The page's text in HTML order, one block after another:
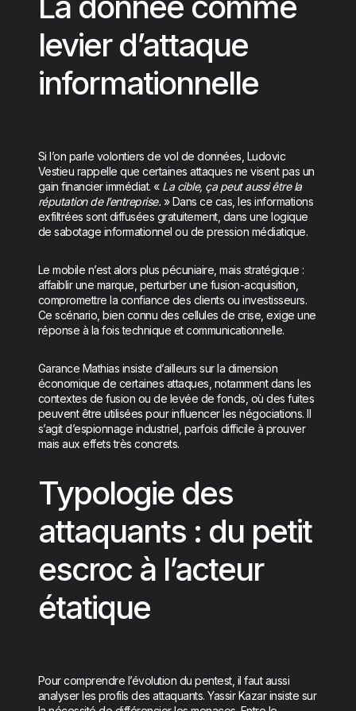
levier d’attaque
informationnelle
Si l’on parle volontiers de vol de données, Ludovic
Vestieu rappelle que certaines attaques ne visent pas un
gain financier immédiat. « La cible, ça peut aussi être la
réputation de l’entreprise. » Dans ce cas, les informations
exfiltrées sont diffusées gratuitement, dans une logique
de sabotage informationnel ou de pression médiatique.
Le mobile n’est alors plus pécuniaire, mais stratégique :
affaiblir une marque, perturber une fusion-acquisition,
compromettre la confiance des clients ou investisseurs.
Ce scénario, bien connu des cellules de crise, exige une
réponse à la fois technique et communicationnelle.
Garance Mathias insiste d’ailleurs sur la dimension
économique de certaines attaques, notamment dans les
contextes de fusion ou de levée de fonds, où des fuites
peuvent être utilisées pour influencer les négociations. Il
s’agit d’espionnage industriel, parfois difficile à prouver
mais aux effets très concrets.
Typologie des
attaquants : du petit
escroc à l’acteur
étatique
Pour comprendre l’évolution du pentest, il faut aussi
analyser les profils des attaquants. Yassir Kazar insiste sur